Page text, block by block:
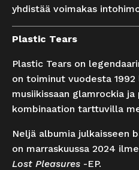
yhdistää voimakas
Plastic Tears
Plastic Tears on
on toiminut vuodesta
musiikissaan glamrockia ja
kombinaation tarttuvilla
Neljä albumia julkaisseen
on marraskuussa 2024
Lost Pleasures -EP.